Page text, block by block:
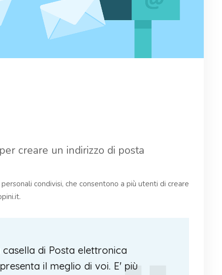
creare un indirizzo di posta
condivisi, che consentono a più utenti di creare
di Posta elettronica
il meglio di voi. E' più